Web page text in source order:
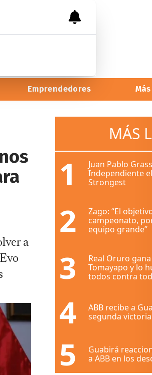
Emprendedores
a
MÁS
1
Juan Pablo
Independiente
Strongest
2
Zago: “El
campeonato,
equipo grande”
3
Real Oruro
Tomayapo y lo
todos contra
4
ABB recibe a
segunda
5
Guabirá
a ABB en los